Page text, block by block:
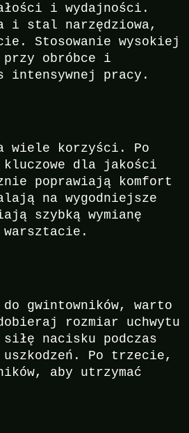
i wydajności.
i stal narzędziowa,
Stosowanie wysokiej
przy obróbce i
intensywnej pracy.
wiele korzyści. Po
kluczowe dla jakości
poprawiają komfort
na wygodniejsze
szybką wymianę
warsztacie.
gwintowników, warto
rozmiar uchwytu
nacisku podczas
Po trzecie,
aby utrzymać